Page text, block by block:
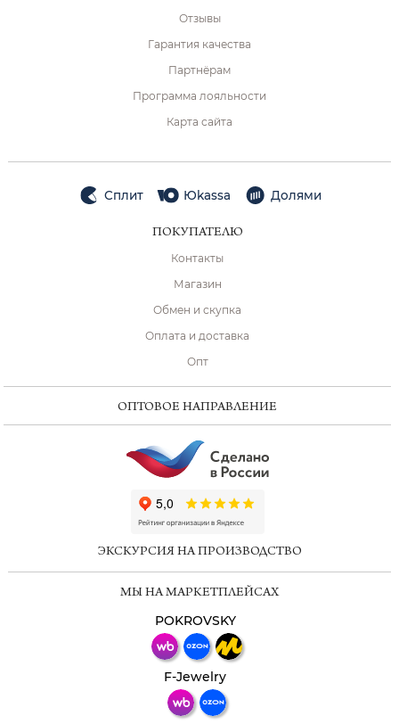
Отзывы
Гарантия качества
Партнёрам
Программа лояльности
Карта сайта
Сплит Юkassa Долями
ПОКУПАТЕЛЮ
Контакты
Магазин
Обмен и скупка
Оплата и доставка
Опт
ОПТОВОЕ НАПРАВЛЕНИЕ
ЭКСКУРСИЯ НА ПРОИЗВОДСТВО
МЫ НА МАРКЕТПЛЕЙСАХ
POKROVSKY
F-Jewelry